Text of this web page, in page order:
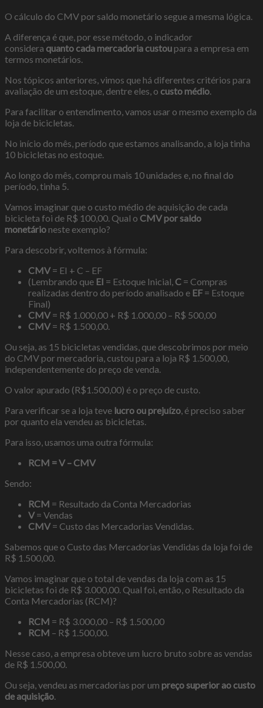
O cálculo do CMV por saldo monetário segue a mesma lógica.
A diferença é que, por esse método, o indicador
considera quanto cada mercadoria custou para a empresa em
termos monetários.
Nos tópicos anteriores, vimos que há diferentes critérios para
avaliação de um estoque, dentre eles, o custo médio.
Para facilitar o entendimento, vamos usar o mesmo exemplo da
loja de bicicletas.
No início do mês, período que estamos analisando, a loja tinha
10 bicicletas no estoque.
Ao longo do mês, comprou mais 10 unidades e, no final do
período, tinha 5.
Vamos imaginar que o custo médio de aquisição de cada
bicicleta foi de R$ 100,00. Qual o CMV por saldo
monetário neste exemplo?
Para descobrir, voltemos à fórmula:
CMV = EI + C – EF
(Lembrando que EI = Estoque Inicial, C = Compras
realizadas dentro do período analisado e EF = Estoque
Final)
CMV = R$ 1.000,00 + R$ 1.000,00 – R$ 500,00
CMV = R$ 1.500,00.
Ou seja, as 15 bicicletas vendidas, que descobrimos por meio
do CMV por mercadoria, custou para a loja R$ 1.500,00,
independentemente do preço de venda.
O valor apurado (R$1.500,00) é o preço de custo.
Para verificar se a loja teve lucro ou prejuízo, é preciso saber
por quanto ela vendeu as bicicletas.
Para isso, usamos uma outra fórmula:
RCM = V – CMV
Sendo:
RCM = Resultado da Conta Mercadorias
V = Vendas
CMV = Custo das Mercadorias Vendidas.
Sabemos que o Custo das Mercadorias Vendidas da loja foi de
R$ 1.500,00.
Vamos imaginar que o total de vendas da loja com as 15
bicicletas foi de R$ 3.000,00. Qual foi, então, o Resultado da
Conta Mercadorias (RCM)?
RCM = R$ 3.000,00 – R$ 1.500,00
RCM – R$ 1.500,00.
Nesse caso, a empresa obteve um lucro bruto sobre as vendas
de R$ 1.500,00.
Ou seja, vendeu as mercadorias por um preço superior ao custo
de aquisição.